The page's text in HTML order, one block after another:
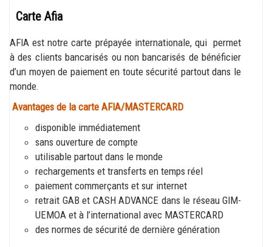
Carte Afia
AFIA est notre carte prépayée internationale, qui permet
à des clients bancarisés ou non bancarisés de bénéficier
d’un moyen de paiement en toute sécurité partout dans le
monde.
Avantages de la carte AFIA/MASTERCARD
disponible immédiatement
sans ouverture de compte
utilisable partout dans le monde
rechargements et transferts en temps réel
paiement commerçants et sur internet
retrait GAB et CASH ADVANCE dans le réseau GIM-
UEMOA et à l’international avec MASTERCARD
des normes de sécurité de dernière génération